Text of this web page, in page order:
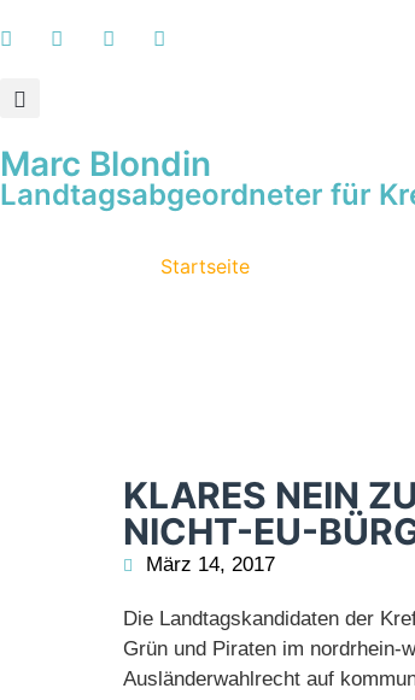
Marc Blondin
Landtagsabgeordneter für
Startseite
KLARES NEIN
NICHT-EU-
März 14, 2017
Die Landtagskandidaten der
Grün und Piraten im nordrhein-
Ausländerwahlrecht auf